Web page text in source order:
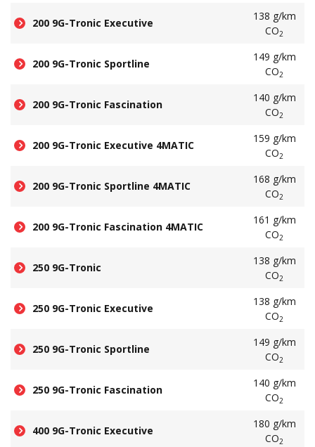
200 9G-Tronic Executive
138 g/km
CO2
200 9G-Tronic Sportline
149 g/km
CO2
200 9G-Tronic Fascination
140 g/km
CO2
200 9G-Tronic Executive 4MATIC
159 g/km
CO2
200 9G-Tronic Sportline 4MATIC
168 g/km
CO2
200 9G-Tronic Fascination 4MATIC
161 g/km
CO2
250 9G-Tronic
138 g/km
CO2
250 9G-Tronic Executive
138 g/km
CO2
250 9G-Tronic Sportline
149 g/km
CO2
250 9G-Tronic Fascination
140 g/km
CO2
400 9G-Tronic Executive
180 g/km
CO2